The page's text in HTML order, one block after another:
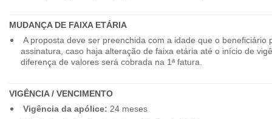
MUDANÇA DE FAIXA ETÁRIA
A proposta deve ser preenchida com a idade que o beneficiário
assinatura, caso haja alteração de faixa etária até o início de
diferença de valores será cobrada na 1ª fatura.
VIGÊNCIA / VENCIMENTO
Vigência da apólice: 24 meses